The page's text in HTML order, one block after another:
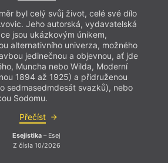
byl celý svůj život, celé své dílo
Jeho autorská, vydavatelská
jsou ukázkovým únikem,
alternativního univerza, možného
jedinečnou a objevnou, ať jde
Muncha nebo Wilda, Moderní
1894 až 1925) a přidruženou
sedmasedmdesát svazků), nebo
Sodomu.
Přečíst
Esejistika – Esej
Z čísla 10/2026